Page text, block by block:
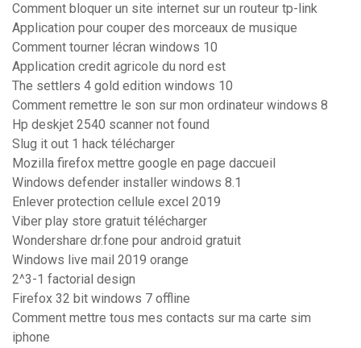
Comment bloquer un site internet sur un routeur tp-link
Application pour couper des morceaux de musique
Comment tourner lécran windows 10
Application credit agricole du nord est
The settlers 4 gold edition windows 10
Comment remettre le son sur mon ordinateur windows 8
Hp deskjet 2540 scanner not found
Slug it out 1 hack télécharger
Mozilla firefox mettre google en page daccueil
Windows defender installer windows 8.1
Enlever protection cellule excel 2019
Viber play store gratuit télécharger
Wondershare dr.fone pour android gratuit
Windows live mail 2019 orange
2^3-1 factorial design
Firefox 32 bit windows 7 offline
Comment mettre tous mes contacts sur ma carte sim
iphone